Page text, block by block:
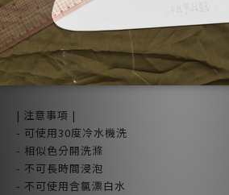
100% 棉 Cotton
| 尺寸 (平放測量cm) |
肩寬 x 胸寬 x 衣長 x 袖口寬
28 x 77 x 94 x 17
| 注意事項 |
- 可使用30度冷水機洗
- 相似色分開洗滌
- 不可長時間浸泡
- 不可使用含氯漂白水